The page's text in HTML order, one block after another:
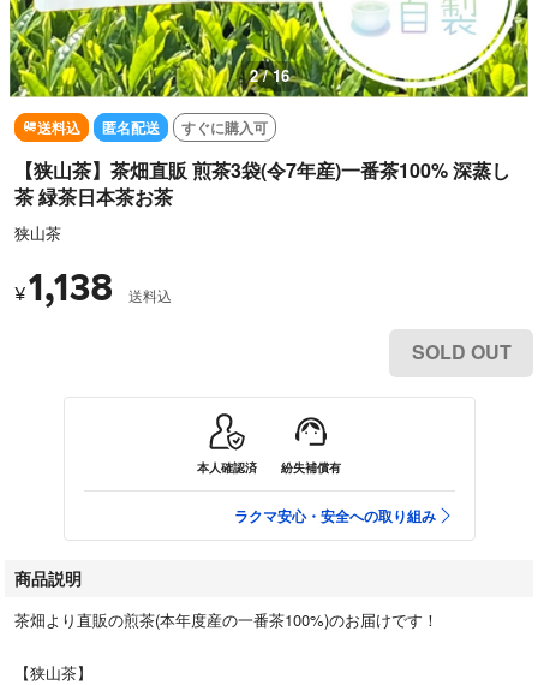
3 / 16
送料込 匿名配送 すぐに購入可
【狭山茶】茶畑直販 煎茶3袋(令7年産)一番茶100% 深蒸し
茶 緑茶日本茶お茶
狭山茶
¥1,138 送料込
SOLD OUT
本人確認済 紛失補償有
ラクマ安心・安全への取り組み
商品説明
茶畑より直販の煎茶(本年度産の一番茶100%)のお届けです！
【狭山茶】